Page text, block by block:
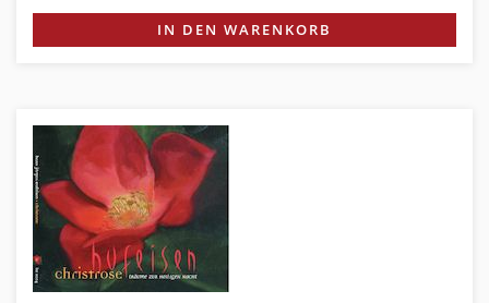
IN DEN WARENKORB